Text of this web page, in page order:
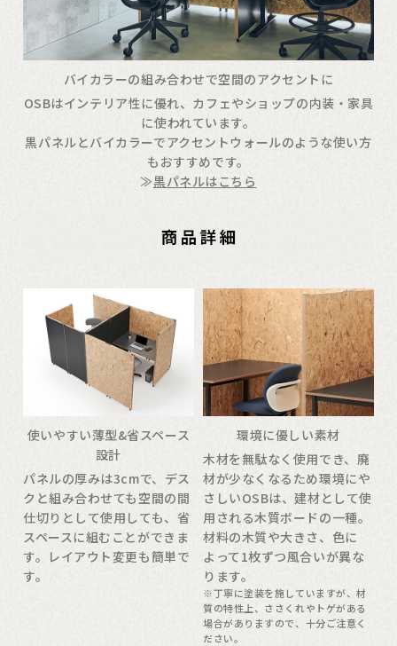
バイカラーの組み合わせで空間のアクセントに
OSBはインテリア性に優れ、カフェやショップの内装・家具
に使われています。
黒パネルとバイカラーでアクセントウォールのような使い方
もおすすめです。
≫黒パネルはこちら
使いやすい薄型&省スペース
設計
パネルの厚みは3cmで、デス
クと組み合わせても空間の間
仕切りとして使用しても、省
スペースに組むことができま
す。レイアウト変更も簡単で
す。
環境に優しい素材
木材を無駄なく使用でき、廃
材が少なくなるため環境にや
さしいOSBは、建材として使
用される木質ボードの一種。
材料の木質や大きさ、色に
よって1枚ずつ風合いが異な
ります。
※丁寧に塗装を施していますが、材
質の特性上、ささくれやトゲがある
場合がありますので、十分ご注意く
ださい。